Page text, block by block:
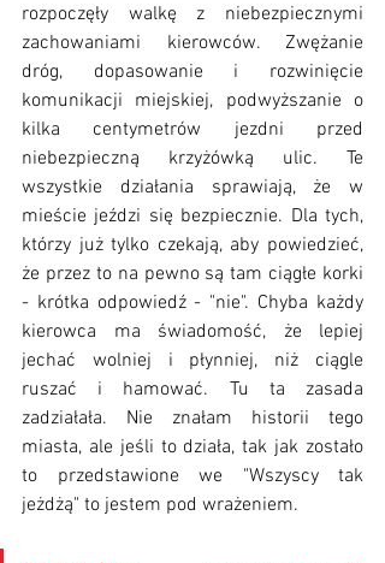
rozpoczęły walkę z niebezpiecznymi
zachowaniami kierowców. Zwężanie
dróg, dopasowanie i rozwinięcie
komunikacji miejskiej, podwyższanie o
kilka centymetrów jezdni przed
niebezpieczną krzyżówką ulic. Te
wszystkie działania sprawiają, że w
mieście jeździ się bezpiecznie. Dla tych,
którzy już tylko czekają, aby powiedzieć,
że przez to na pewno są tam ciągłe korki
- krótka odpowiedź - "nie". Chyba każdy
kierowca ma świadomość, że lepiej
jechać wolniej i płynniej, niż ciągle
ruszać i hamować. Tu ta zasada
zadziałała. Nie znałam historii tego
miasta, ale jeśli to działa, tak jak zostało
to przedstawione we "Wszyscy tak
jeżdżą" to jestem pod wrażeniem.